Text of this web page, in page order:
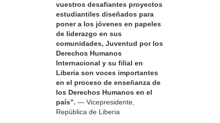
vuestros desafiantes proyectos
estudiantiles diseñados para
poner a los jóvenes en papeles
de liderazgo en sus
comunidades, Juventud por los
Derechos Humanos
Internacional y su filial en
Liberia son voces importantes
en el proceso de enseñanza de
los Derechos Humanos en el
país”. — Vicepresidente,
República de Liberia